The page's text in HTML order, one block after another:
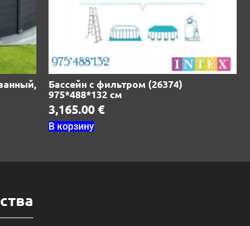
Бассейн с фильтром (26374)
975*488*132 см
3,165.00 €
В корзину